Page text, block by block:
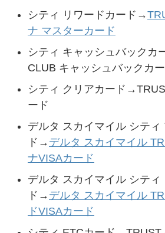
シティ リワードカード→
ナ マスターカード
シティ キャッシュバックカ
CLUB キャッシュバックカ
シティ クリアカード
ード
デルタ スカイマイル シティ
ド→ デルタ スカイマイル
ナVISAカード
デルタ スカイマイル シティ
ド→ デルタ スカイマイル
ドVISAカード